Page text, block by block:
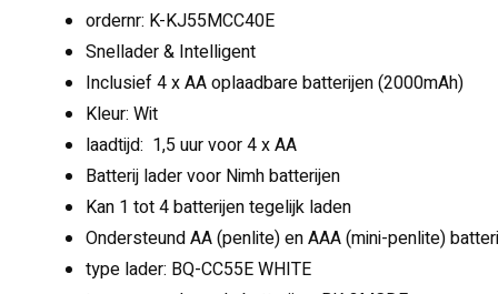
ordernr: K-KJ55MCC40E
Snellader & Intelligent
Inclusief 4 x AA oplaadbare batterijen (2000mAh)
Kleur: Wit
laadtijd: 1,5 uur voor 4 x AA
Batterij lader voor Nimh batterijen
Kan 1 tot 4 batterijen tegelijk laden
Ondersteund AA (penlite) en AAA (mini-penlite)
type lader: BQ-CC55E WHITE